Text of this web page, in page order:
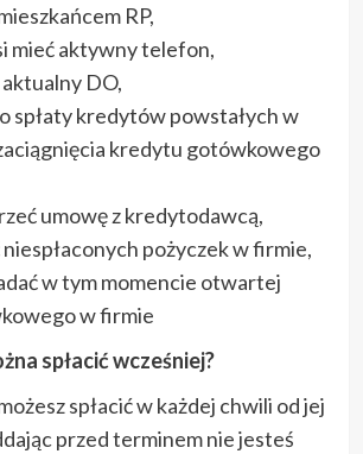
RP,
mieć aktywny telefon,
DO,
spłaty kredytów powstałych w
kredytu gotówkowego
umowę z kredytodawcą,
pożyczek w firmie,
w tym momencie otwartej
w firmie
spłacić wcześniej?
spłacić w każdej chwili od jej
przed terminem nie jesteś